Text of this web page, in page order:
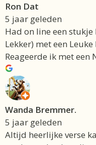
Ron Dat
5 jaar geleden
Had on line een
Lekker) met een
Reageerde ik met een
Wanda Bremmer.
5 jaar geleden
Altijd heerlijke verse
Item toegevoegd aan
0 items -€0,00